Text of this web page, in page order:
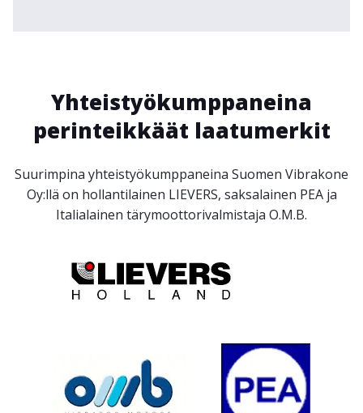
Yhteistyökumppaneina
perinteikkäät laatumerkit
Suurimpina yhteistyökumppaneina Suomen Vibrakone
Oy:llä on hollantilainen LIEVERS, saksalainen PEA ja
Italialainen tärymoottorivalmistaja O.M.B.